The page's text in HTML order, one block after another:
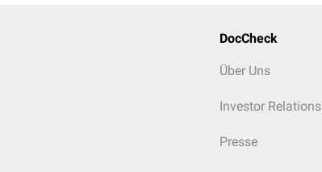
DocCheck
Über Uns
Investor Relations
Presse